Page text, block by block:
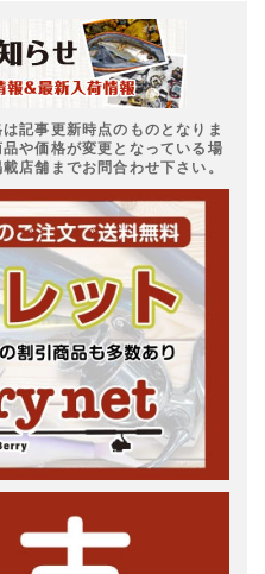
記事更新時点のものとなりま
や価格が変更となっている場
店舗までお問合わせ下さい。